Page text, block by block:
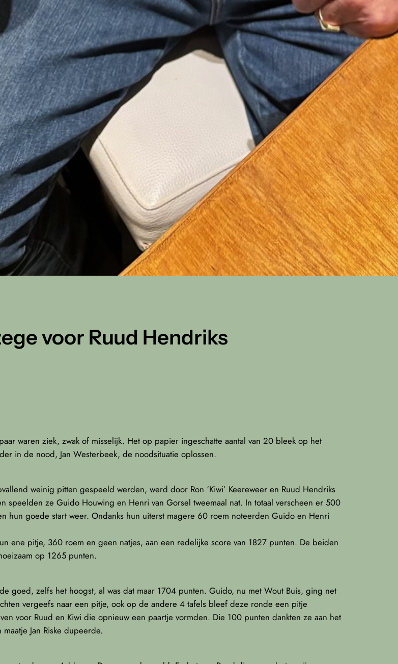
voor Ruud Hendriks
waren ziek, zwak of misselijk. Het op papier ingeschatte aantal van 20 bleek op het
in de nood, Jan Westerbeek, de noodsituatie oplossen.
weinig pitten gespeeld werden, werd door Ron ‘Kiwi’ Keereweer en Ruud Hendriks
ze Guido Houwing en Henri van Gorsel tweemaal nat. In totaal verscheen er 500
hun goede start weer. Ondanks hun uiterst magere 60 roem noteerden Guido en Henri
ene pitje, 360 roem en geen natjes, aan een redelijke score van 1827 punten. De beiden
op 1265 punten.
goed, zelfs het hoogst, al was dat maar 1704 punten. Guido, nu met Wout Buis, ging net
vergeefs naar een pitje, ook op de andere 4 tafels bleef deze ronde een pitje
voor Ruud en Kiwi die opnieuw een paartje vormden. Die 100 punten dankten ze aan het
Jan Riske dupeerde.